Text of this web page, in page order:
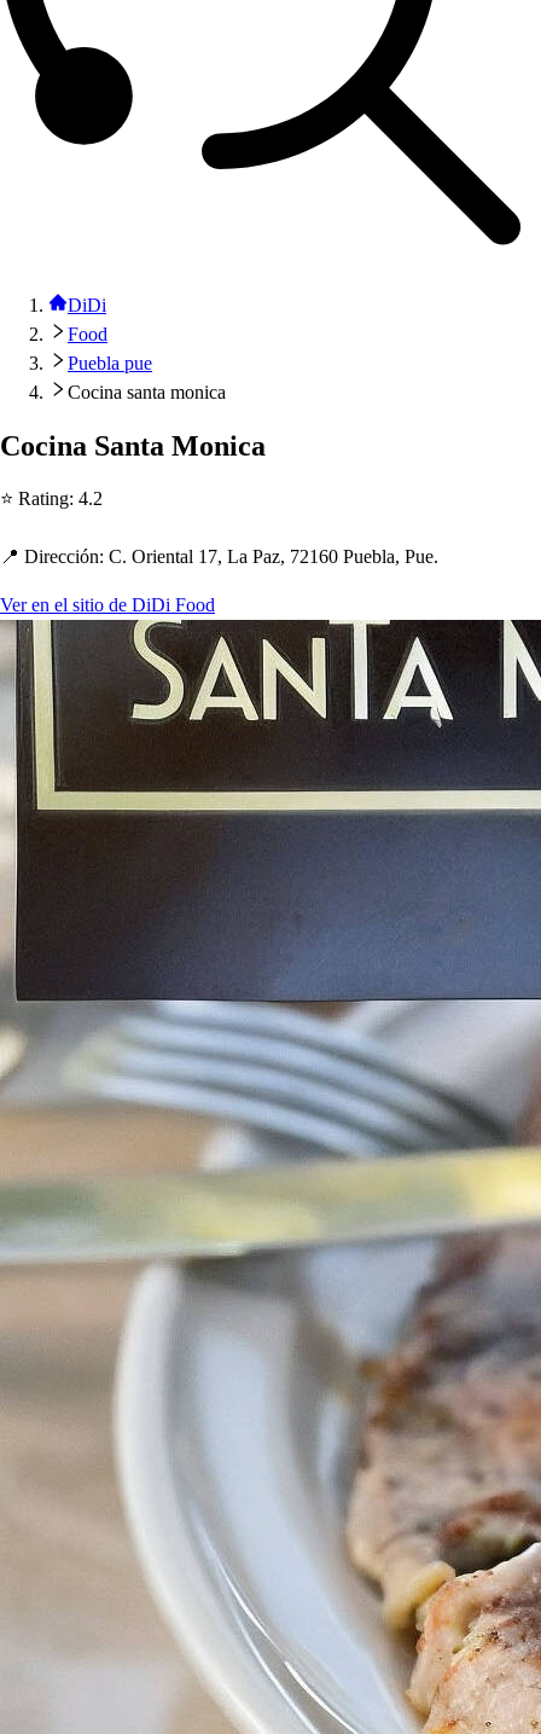
DiDi
Food
Puebla pue
Cocina santa monica
Cocina Santa Monica
⭐ Rating: 4.2
📍 Dirección: C. Oriental 17, La Paz, 72160 Puebla, Pue.
Ver en el sitio de DiDi Food